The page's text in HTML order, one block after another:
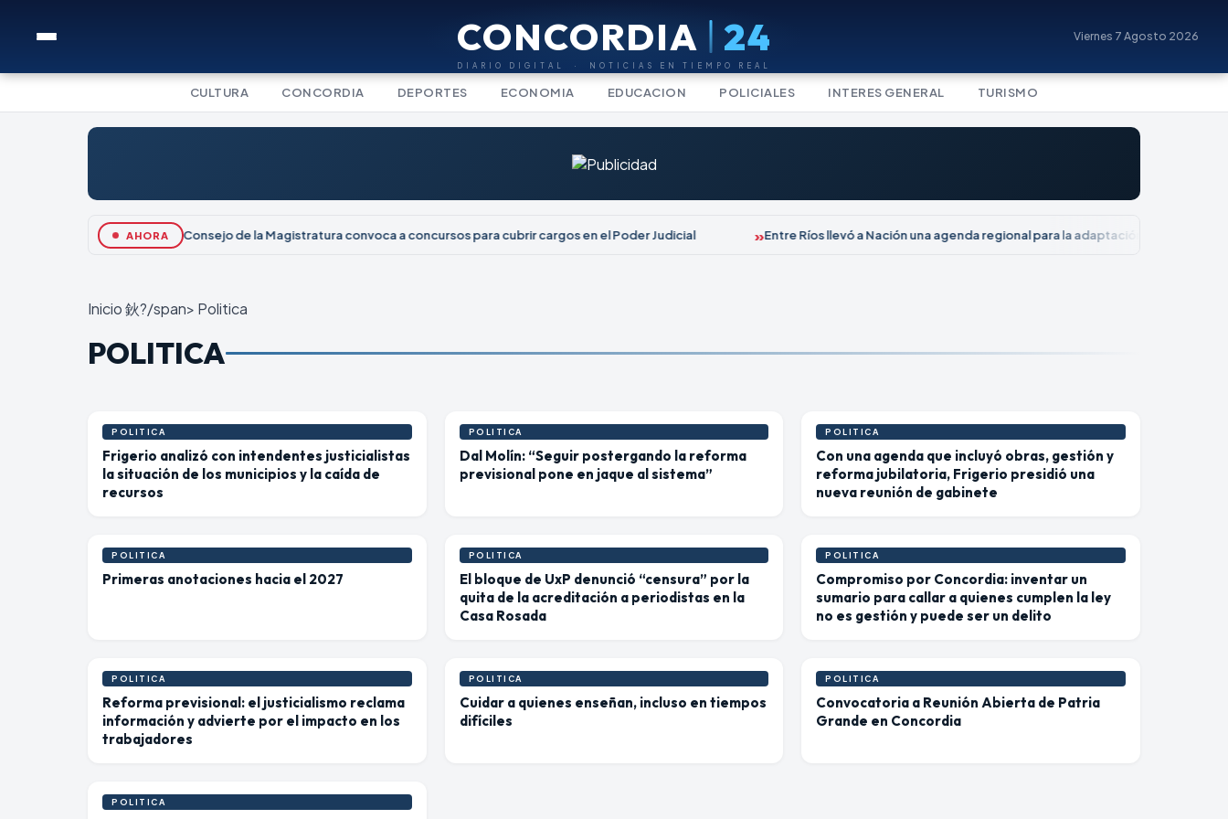
CONCORDIA 24
DIARIO DIGITAL · NOTICIAS EN TIEMPO REAL
Viernes 7 Agosto 2026
CULTURA CONCORDIA DEPORTES ECONOMIA EDUCACION POLICIALES INTERES GENERAL TURISMO
AHORAEl Consejo de la Magistratura convoca a concursos para cubrir cargos en el Poder Judicial Entre Ríos llevó a Nación una agenda regional para la adaptación turística
Inicio鈥?/span> Politica
POLITICA
POLITICA
Frigerio analizó con intendentes justicialistas
la situación de los municipios y la caída de
recursos
POLITICA
Dal Molín: “Seguir postergando la reforma
previsional pone en jaque al sistema”
POLITICA
Con una agenda que incluyó obras, gestión y
reforma jubilatoria, Frigerio presidió una
nueva reunión de gabinete
POLITICA
Primeras anotaciones hacia el 2027
POLITICA
El bloque de UxP denunció “censura” por la
quita de la acreditación a periodistas en la
Casa Rosada
POLITICA
Compromiso por Concordia: inventar un
sumario para callar a quienes cumplen la ley
no es gestión y puede ser un delito
POLITICA
Reforma previsional: el justicialismo reclama
información y advierte por el impacto en los
trabajadores
POLITICA
Cuidar a quienes enseñan, incluso en tiempos
difíciles
POLITICA
Convocatoria a Reunión Abierta de Patria
Grande en Concordia
POLITICA